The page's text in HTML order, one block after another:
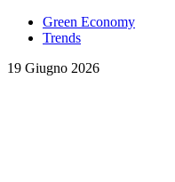
Green Economy
Trends
19 Giugno 2026